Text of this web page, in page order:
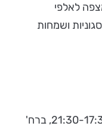
לאלפי
ושמחות
6-4 בספטמבר 2023, בין השעות 21:30-17:30, ברח'